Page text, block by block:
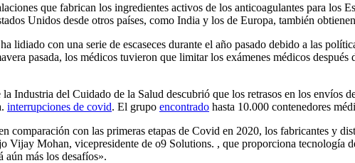
que fabrican los ingredientes activos de los anticoagulantes para
Unidos desde otros países, como India y los de Europa, también
lidiado con una serie de escaseces durante el año pasado debido a las
pasada, los médicos tuvieron que limitar los exámenes médicos
Industria del Cuidado de la Salud descubrió que los retrasos en los envíos
interrupciones de covid. El grupo encontrado hasta 10.000 contenedores
comparación con las primeras etapas de Covid en 2020, los fabricantes y
Vijay Mohan, vicepresidente de o9 Solutions. , que proporciona tecnología
aún más los desafíos».